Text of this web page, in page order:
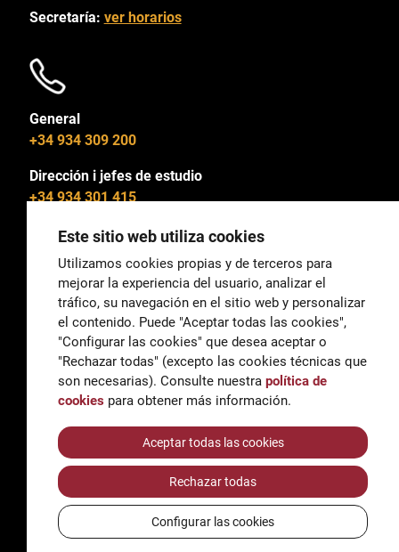
Secretaría: ver horarios
General
+34 934 309 200
Dirección i jefes de estudio
+34 934 301 415
General
correu@escoladeltreball.org
Información
informacio@escoladeltreball.org
Trámites de secretaría
AccessibilidadAviso legal y Política de Privacidad
Política de cookies
Créditos
Este sitio web utiliza cookies
Utilizamos cookies propias y de terceros para
mejorar la experiencia del usuario, analizar el
tráfico, su navegación en el sitio web y personalizar
el contenido. Puede "Aceptar todas las cookies",
"Configurar las cookies" que desea aceptar o
"Rechazar todas" (excepto las cookies técnicas que
son necesarias). Consulte nuestra política de
cookies para obtener más información.
Aceptar todas las cookies
Rechazar todas
Configurar las cookies